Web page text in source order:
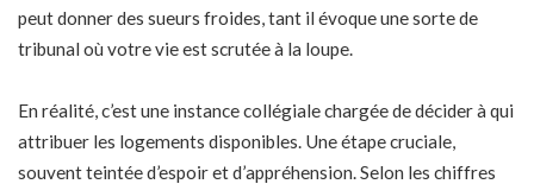
peut donner des sueurs froides, tant il évoque une sorte de
tribunal où votre vie est scrutée à la loupe.
En réalité, c’est une instance collégiale chargée de décider à qui
attribuer les logements disponibles. Une étape cruciale,
souvent teintée d’espoir et d’appréhension. Selon les chiffres